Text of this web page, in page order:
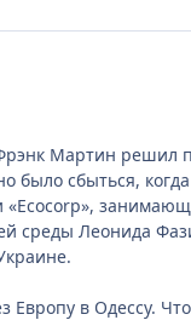
Мартин решил
было сбыться,
«Ecocorp»,
среды Леонида
Европу в Одессу.